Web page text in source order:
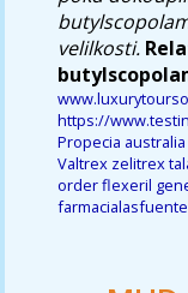
velilkosti.
https://
Propecia
Valtrex zelitrex
order flexeril